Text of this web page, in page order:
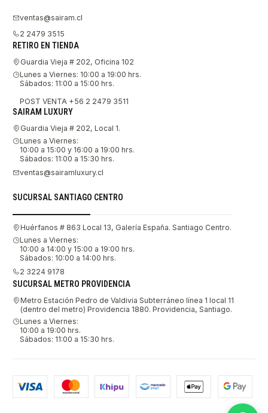
ventas@sairam.cl
2 2479 3515
RETIRO EN TIENDA
Guardia Vieja # 202, Oficina 102
Lunes a Viernes: 10:00 a 19:00 hrs.
Sábados: 11:00 a 15:00 hrs.
POST VENTA +56 2 2479 3511
SAIRAM LUXURY
Guardia Vieja # 202, Local 1.
Lunes a Viernes:
10:00 a 15:00 y 16:00 a 19:00 hrs.
Sábados: 11:00 a 15:30 hrs.
ventas@sairamluxury.cl
SUCURSAL SANTIAGO CENTRO
Huérfanos # 863 Local 13, Galería España. Santiago Centro.
Lunes a Viernes:
10:00 a 14:00 y 15:00 a 19:00 hrs.
Sábados: 10:00 a 14:00 hrs.
2 3224 9178
SUCURSAL METRO PROVIDENCIA
Metro Estación Pedro de Valdivia Subterráneo línea 1 local 11
(dentro del metro) Providencia 1880. Providencia, Santiago.
Lunes a Viernes:
10:00 a 19:00 hrs.
Sábados: 11:00 a 15:30 hrs.